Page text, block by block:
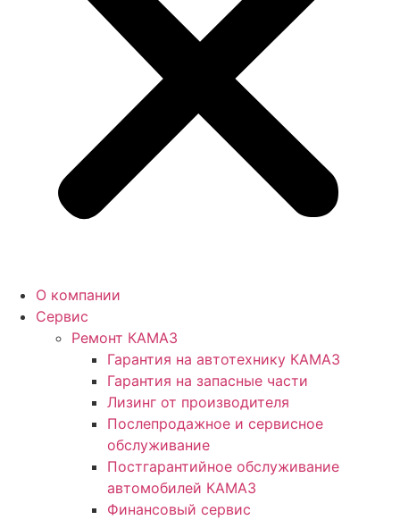
О компании
Сервис
Ремонт КАМАЗ
Гарантия на автотехнику КАМАЗ
Гарантия на запасные части
Лизинг от производителя
Послепродажное и сервисное
обслуживание
Постгарантийное обслуживание
автомобилей КАМАЗ
Финансовый сервис